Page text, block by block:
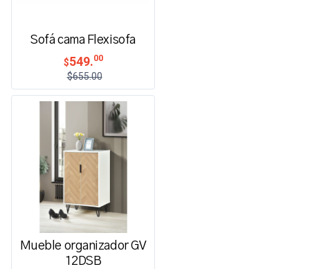
Sofá cama Flexisofa
$549.00
$655.00
Mueble organizador GV
12DSB